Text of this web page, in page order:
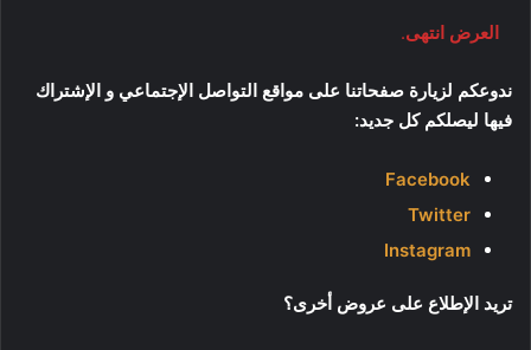
العرض انتهى.
ندوعكم لزيارة صفحاتنا على مواقع التواصل الإجتماعي و الإشتراك
فيها ليصلكم كل جديد:
Facebook
Twitter
Instagram
تريد الإطلاع على عروض أخرى؟